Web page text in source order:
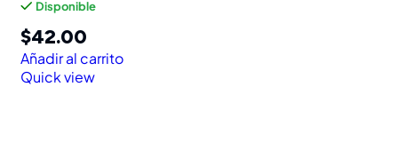
Disponible
$42.00
Añadir al carrito
Quick view